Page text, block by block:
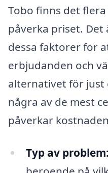
Tobo finns det
påverka priset.
dessa faktorer för
erbjudanden och
alternativet för just
några av de mest
påverkar
Typ av problem: